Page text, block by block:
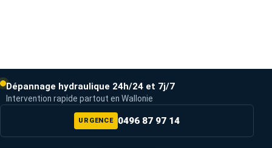
Dépannage hydraulique 24h/24 et 7j/7
Intervention rapide partout en Wallonie
URGENCE 0496 87 97 14